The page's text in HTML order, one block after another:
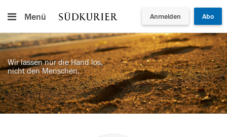
Menü Anmelden Abo
Wir lassen nur die Hand los,
nicht den Menschen.